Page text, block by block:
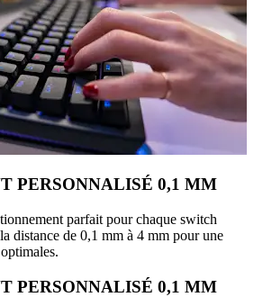
PERSONNALISÉ 0,1 MM
parfait pour chaque switch
distance de 0,1 mm à 4 mm pour une
PERSONNALISÉ 0,1 MM